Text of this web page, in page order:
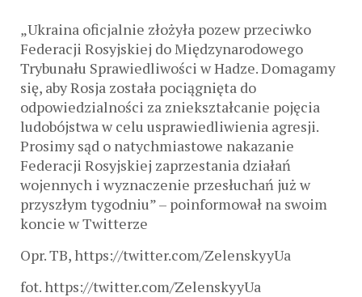
„Ukraina oficjalnie złożyła pozew przeciwko
Federacji Rosyjskiej do Międzynarodowego
Trybunału Sprawiedliwości w Hadze. Domagamy
się, aby Rosja została pociągnięta do
odpowiedzialności za zniekształcanie pojęcia
ludobójstwa w celu usprawiedliwienia agresji.
Prosimy sąd o natychmiastowe nakazanie
Federacji Rosyjskiej zaprzestania działań
wojennych i wyznaczenie przesłuchań już w
przyszłym tygodniu” – poinformował na swoim
koncie w Twitterze
Opr. TB, https://twitter.com/ZelenskyyUa
fot. https://twitter.com/ZelenskyyUa